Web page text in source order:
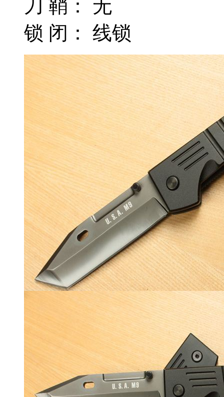
刀 鞘： 无
锁 闭： 线锁